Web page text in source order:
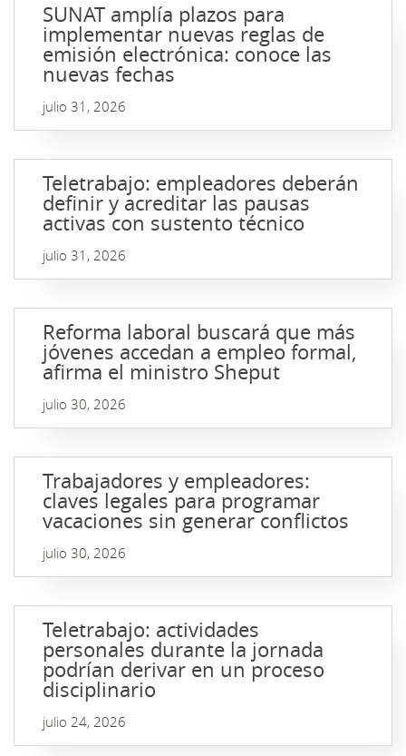
SUNAT amplía plazos para
implementar nuevas reglas de
emisión electrónica: conoce las
nuevas fechas
julio 31, 2026
Teletrabajo: empleadores deberán
definir y acreditar las pausas
activas con sustento técnico
julio 31, 2026
Reforma laboral buscará que más
jóvenes accedan a empleo formal,
afirma el ministro Sheput
julio 30, 2026
Trabajadores y empleadores:
claves legales para programar
vacaciones sin generar conflictos
julio 30, 2026
Teletrabajo: actividades
personales durante la jornada
podrían derivar en un proceso
disciplinario
julio 24, 2026